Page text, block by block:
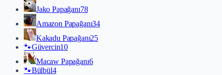
Jako Papağanı78
Amazon Papağanı34
Kakadu Papağanı25
🐾Güvercin10
Macaw Papağanı6
🐾Bülbül4